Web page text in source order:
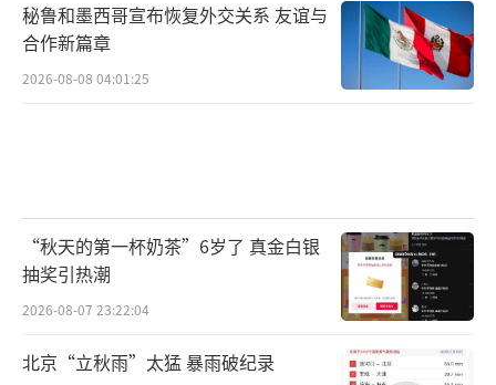
秘鲁和墨西哥宣布恢复外交关系 友谊与
合作新篇章
2026-08-08 04:01:25
“秋天的第一杯奶茶”6岁了 真金白银
抽奖引热潮
2026-08-07 23:22:04
北京“立秋雨”太猛 暴雨破纪录